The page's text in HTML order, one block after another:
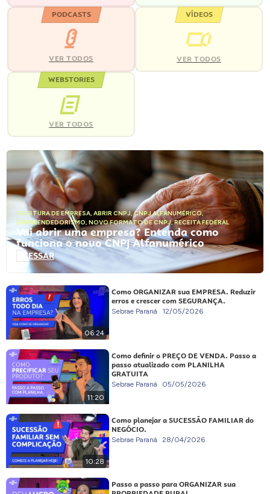
PODCASTS
VER TODOS
VÍDEOS
VER TODOS
WEBSTORIES
VER TODOS
ABERTURA DE EMPRESA, ABRIR CNPJ,CNPJ ALFANUMÉRICO,
EMPREENDEDORISMO, NOVO FORMATO DE CNPJ,RECEITA FEDERAL
Vai abrir uma empresa? Entenda como
funciona o novo CNPJ Alfanumérico
ACESSAR
06:24
Como ORGANIZAR sua EMPRESA. Reduzir
erros e crescer com SEGURANÇA.
Sebrae Paraná 12/05/2026
11:20
Como definir o PREÇO DE VENDA. Passo a
passo atualizado com PLANILHA
GRATUITA
Sebrae Paraná 05/05/2026
10:28
Como planejar a SUCESSÃO FAMILIAR do
NEGÓCIO.
Sebrae Paraná 28/04/2026
Passo a passo para ORGANIZAR sua